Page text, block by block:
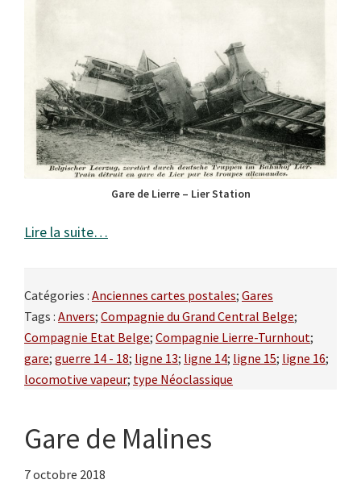
Gare de Lierre – Lier Station
Lire la suite…
Catégories : Anciennes cartes postales; Gares
Tags : Anvers; Compagnie du Grand Central Belge;
Compagnie Etat Belge; Compagnie Lierre-Turnhout;
gare; guerre 14 - 18; ligne 13; ligne 14; ligne 15; ligne 16;
locomotive vapeur; type Néoclassique
Gare de Malines
7 octobre 2018